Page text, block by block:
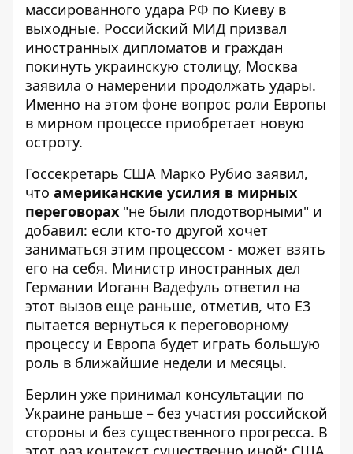
массированного удара РФ по Киеву в
выходные. Российский МИД призвал
иностранных дипломатов и граждан
покинуть украинскую столицу, Москва
заявила о намерении продолжать удары.
Именно на этом фоне вопрос роли Европы
в мирном процессе приобретает новую
остроту.
Госсекретарь США Марко Рубио заявил,
что американские усилия в мирных
переговорах "не были плодотворными" и
добавил: если кто-то другой хочет
заниматься этим процессом - может взять
его на себя. Министр иностранных дел
Германии Иоганн Вадефуль ответил на
этот вызов еще раньше, отметив, что E3
пытается вернуться к переговорному
процессу и Европа будет играть большую
роль в ближайшие недели и месяцы.
Берлин уже принимал консультации по
Украине раньше – без участия российской
стороны и без существенного прогресса. В